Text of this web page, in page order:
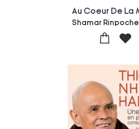
Shamar Rinpoche